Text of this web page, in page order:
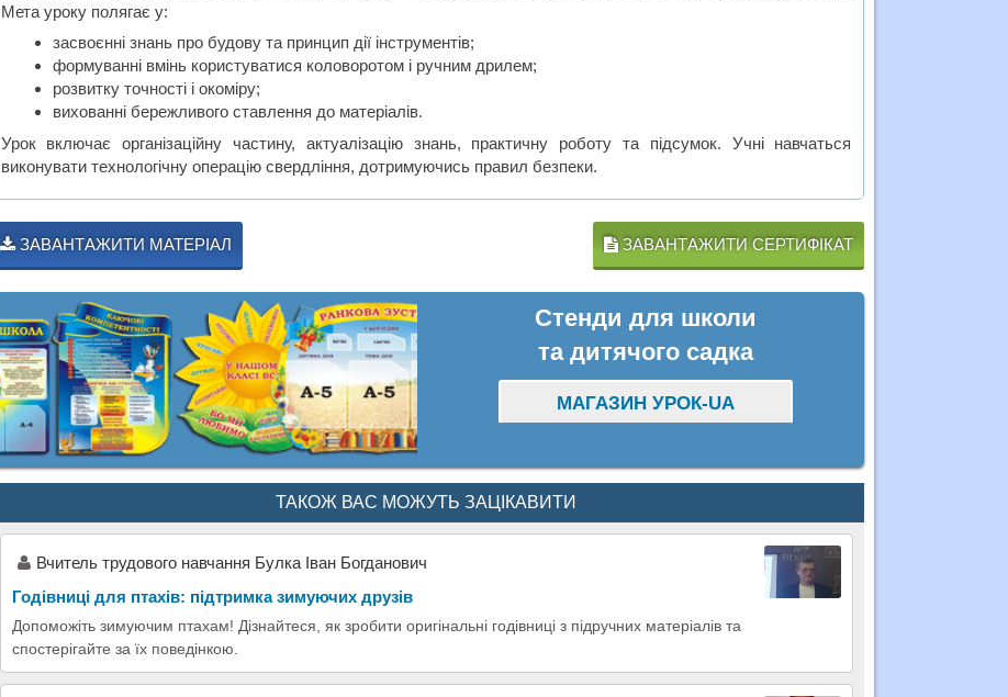
Мета уроку полягає у:
засвоєнні знань про будову та принцип дії інструментів;
формуванні вмінь користуватися коловоротом і ручним дрилем;
розвитку точності і окоміру;
вихованні бережливого ставлення до матеріалів.
Урок включає організаційну частину, актуалізацію знань, практичну роботу та підсумок. Учні навчаться
виконувати технологічну операцію свердління, дотримуючись правил безпеки.
ЗАВАНТАЖИТИ МАТЕРІАЛ ЗАВАНТАЖИТИ СЕРТИФІКАТ
Стенди для школи
та дитячого садка
МАГАЗИН УРОК-UA
ТАКОЖ ВАС МОЖУТЬ ЗАЦІКАВИТИ
Вчитель трудового навчання Булка Іван Богданович
Годівниці для птахів: підтримка зимуючих друзів
Допоможіть зимуючим птахам! Дізнайтеся, як зробити оригінальні годівниці з підручних матеріалів та
спостерігайте за їх поведінкою.